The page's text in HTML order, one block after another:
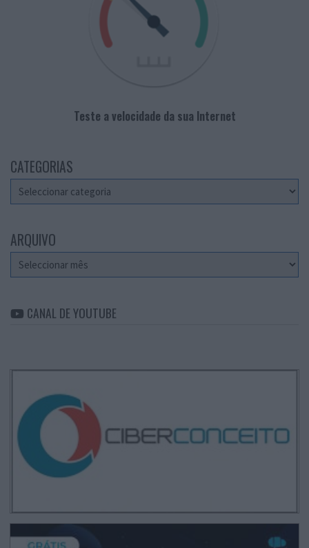
Teste a velocidade da sua Internet
CATEGORIAS
Categorias
ARQUIVO
Arquivo
CANAL DE YOUTUBE